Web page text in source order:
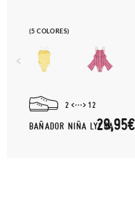
(5 COLORES)
2 12
BAÑADOR NIÑA LYCRA29,95€